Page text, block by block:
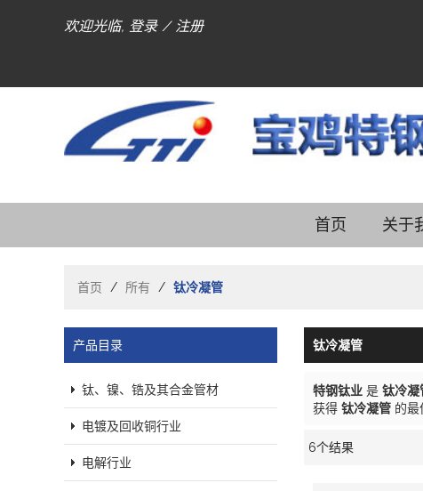
欢迎光临, 登录 / 注册
首页 关于
首页 / 所有 / 钛冷凝管
产品目录
钛、镍、锆及其合金管材
电镀及回收铜行业
电解行业
钛冷凝管
特钢钛业 是 钛冷凝
获得 钛冷凝管 的最
6个结果